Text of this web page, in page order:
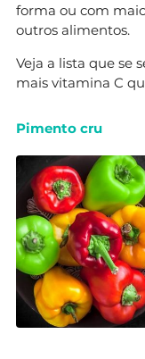
forma ou com
outros alimentos.
Veja a lista que se
mais vitamina C
Pimento cru